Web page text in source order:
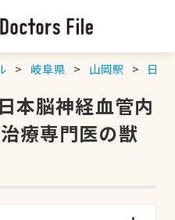
岐阜県 山岡駅 日
本脳神経血管内
療専門医の獣